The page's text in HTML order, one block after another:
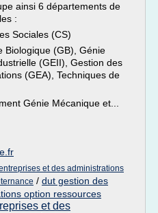
ainsi 6 départements de
:
Sociales (CS)
Biologique (GB), Génie
(GEII), Gestion des
(GEA), Techniques de
Génie Mécanique et...
et des administrations
/ dut gestion des
option ressources
et des